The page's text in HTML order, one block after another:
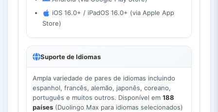
iOS 16.0+ / iPadOS 16.0+ (via Apple App
Store)
Suporte de Idiomas
Ampla variedade de pares de idiomas incluindo
espanhol, francês, alemão, japonês, coreano,
português e muitos outros. Disponível em 188
países (Duolingo Max para idiomas selecionados)